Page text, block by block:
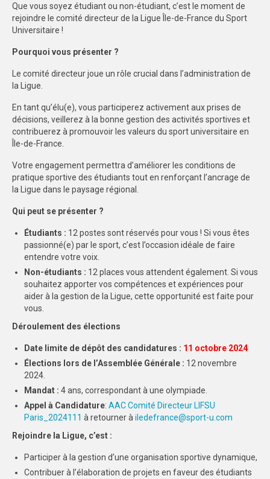
VIDÉOTHÈQUE
LOGOTHÈQUE
LABELLISATIONS
Que vous soyez étudiant ou non-étudiant, c’est le moment de
rejoindre le comité directeur de la Ligue Île-de-France du Sport
Universitaire !
Pourquoi vous présenter ?
Le comité directeur joue un rôle crucial dans l’administration de
la Ligue.
En tant qu’élu(e), vous participerez activement aux prises de
décisions, veillerez à la bonne gestion des activités sportives et
contribuerez à promouvoir les valeurs du sport universitaire en
Île-de-France.
Votre engagement permettra d’améliorer les conditions de
pratique sportive des étudiants tout en renforçant l’ancrage de
la Ligue dans le paysage régional.
Qui peut se présenter ?
Étudiants : 12 postes sont réservés pour vous ! Si vous êtes
passionné(e) par le sport, c’est l’occasion idéale de faire
entendre votre voix.
Non-étudiants : 12 places vous attendent également. Si vous
souhaitez apporter vos compétences et expériences pour
aider à la gestion de la Ligue, cette opportunité est faite pour
vous.
Déroulement des élections
Date limite de dépôt des candidatures : 11 octobre 2024
Élections lors de l’Assemblée Générale : 12 novembre
2024.
Mandat : 4 ans, correspondant à une olympiade.
Appel à Candidature: AAC Comité Directeur LIFSU
Paris_2024111 à retourner à iledefrance@sport-u.com
Rejoindre la Ligue, c’est :
Participer à la gestion d’une organisation sportive dynamique,
Contribuer à l’élaboration de projets en faveur des étudiants